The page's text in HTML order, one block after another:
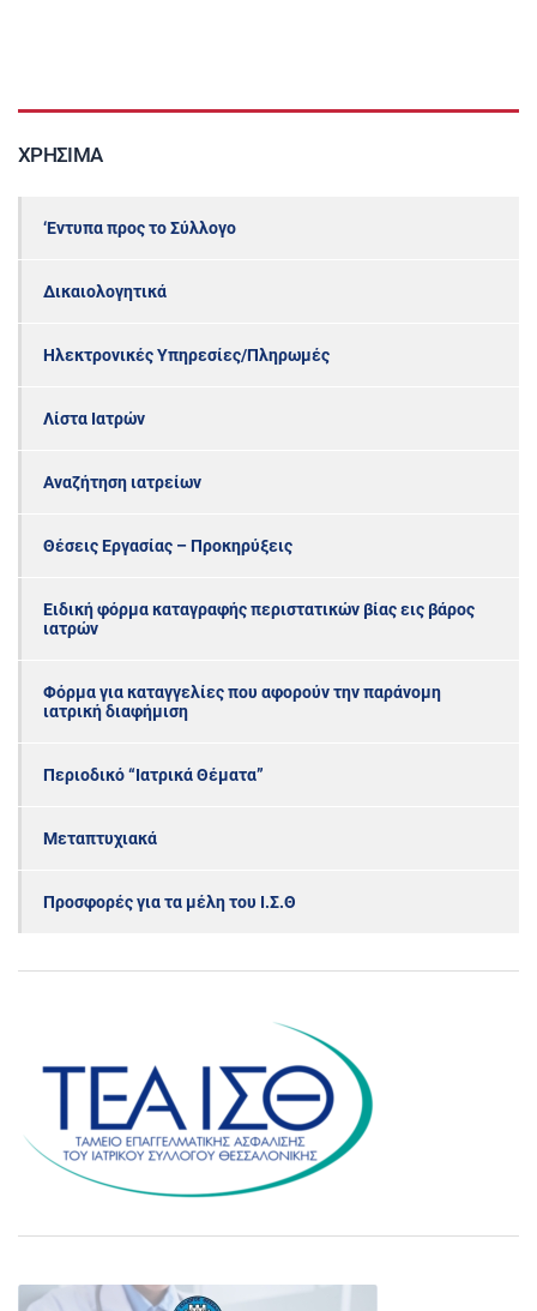
ΧΡΉΣΙΜΑ
‘Εντυπα προς το Σύλλογο
Δικαιολογητικά
Ηλεκτρονικές Υπηρεσίες/Πληρωμές
Λίστα Ιατρών
Αναζήτηση ιατρείων
Θέσεις Εργασίας – Προκηρύξεις
Ειδική φόρμα καταγραφής περιστατικών βίας εις βάρος
ιατρών
Φόρμα για καταγγελίες που αφορούν την παράνομη
ιατρική διαφήμιση
Περιοδικό “Ιατρικά Θέματα”
Μεταπτυχιακά
Προσφορές για τα μέλη του Ι.Σ.Θ